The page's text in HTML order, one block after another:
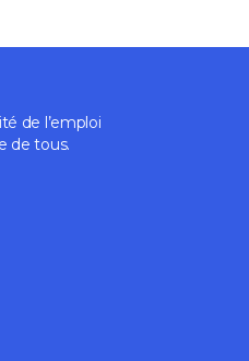
de l’emploi
de tous.